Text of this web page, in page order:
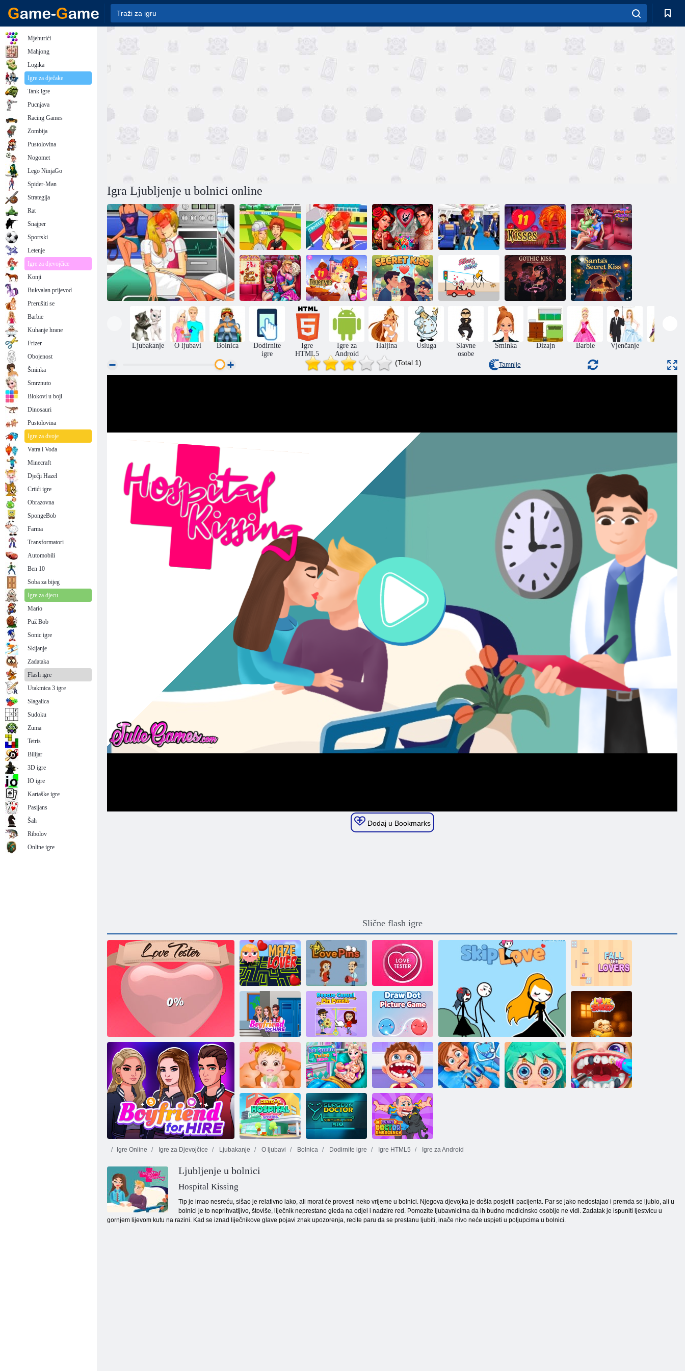
Igra Ljubljenje u bolnici online
Ljubljenje na
baseball terenu
Košarka
poljupci
Vitezovi i
mladenke
Stjuardesa
poljupci
11 poljubaca
Ladybug: Flert u
filmovima
Elsa Problemi u
ljubavi
11 poljubaca Tajni poljubac Poljubac u vrat Gotički poljubac
Tajni poljubac
Božićnjaka
Ljubakanje O ljubavi Bolnica
Dodirnite
igre
Igre
HTML5
Igre za
Android
Haljina Usluga
Slavne
osobe
Šminka Dizajn Barbie Vjenčanje
(Total 1) Tamnije
Dodaj u Bookmarks
Slične flash igre
Ljubavnik
Ljubavni labirint Ljubavne igle Ljubavni tester 3 Pad ljubavnika
Tip je iznajmljen
Slagalica za
spašavanje s
pribadačama
Ljubavne točkice Ovčja ljubav
Dječji Hazel:
slomljena ruka
Ledena kraljica:
Rođenje
blizanaca
Mali zubar
Centralnoj
Igre Online Igre za Djevojčice Ljubakanje O ljubavi Bolnica Dodirnite igre Igre HTML5 Igre za Android
Ljubljenje u bolnici
Hospital Kissing
Tip je imao nesreću, sišao je relativno lako, ali morat će provesti neko vrijeme u bolnici. Njegova djevojka je došla posjetiti pacijenta. Par se jako nedostajao i premda se ljubio, ali u
bolnici je to neprihvatljivo, štoviše, liječnik neprestano gleda na odjel i nadzire red. Pomozite ljubavnicima da ih budno medicinsko osoblje ne vidi. Zadatak je ispuniti ljestvicu u
gornjem lijevom kutu na razini. Kad se iznad liječnikove glave pojavi znak upozorenja, recite paru da se prestanu ljubiti, inače nivo neće uspjeti u poljupcima u bolnici.
Mjehurići
Mahjong
Logika
Igre za dječake
Tank igre
Pucnjava
Racing Games
Zombija
Pustolovina
Nogomet
Lego NinjaGo
Spider-Man
Strategija
Rat
Snajper
Sportski
Letenje
Igre za djevojčice
Konji
Bukvalan prijevod
Prerušiti se
Barbie
Kuhanje hrane
Frizer
Obojenost
Šminka
Smrznuto
Blokovi u boji
Dinosauri
Pustolovina
Igre za dvoje
Vatra i Voda
Minecraft
Dječji Hazel
Crtići igre
Obrazovna
SpongeBob
Farma
Transformatori
Automobili
Ben 10
Soba za bijeg
Igre za djecu
Mario
Puž Bob
Sonic igre
Skijanje
Zadataka
Flash igre
Utakmica 3 igre
Slagalica
Sudoku
Zuma
Tetris
Bilijar
3D igre
IO igre
Kartaške igre
Pasijans
Šah
Ribolov
Online igre